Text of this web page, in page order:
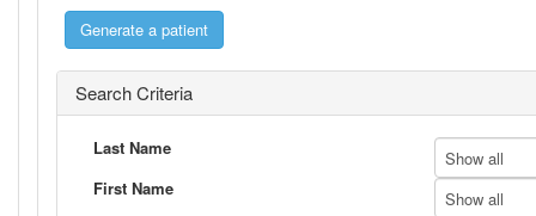
Search Criteria
Last Name
Show all
First Name
Show all